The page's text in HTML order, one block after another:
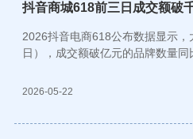
抖音商城618前三日成交额破
116%
2026抖音电商618公布数据显示
日），成交额破亿元的品牌数量同
数量同比增长338%。
2026-05-22